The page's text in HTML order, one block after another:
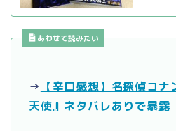
あわせて読みたい
→ 【辛口感想】名探偵コ
天使』ネタバレありで暴露